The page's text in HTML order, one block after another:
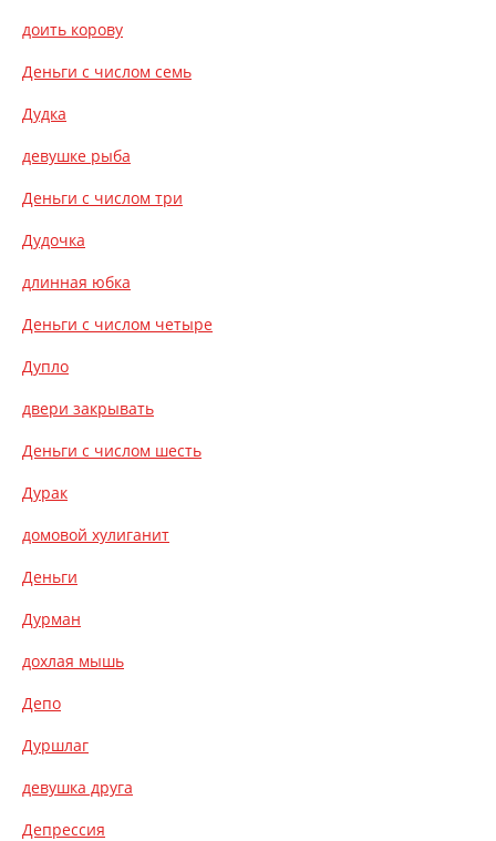
доить корову
Деньги с числом семь
Дудка
девушке рыба
Деньги с числом три
Дудочка
длинная юбка
Деньги с числом четыре
Дупло
двери закрывать
Деньги с числом шесть
Дурак
домовой хулиганит
Деньги
Дурман
дохлая мышь
Депо
Дуршлаг
девушка друга
Депрессия